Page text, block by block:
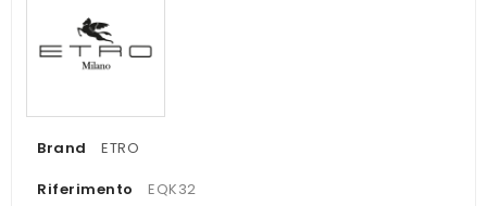
Brand
ETRO
Riferimento
EQK32